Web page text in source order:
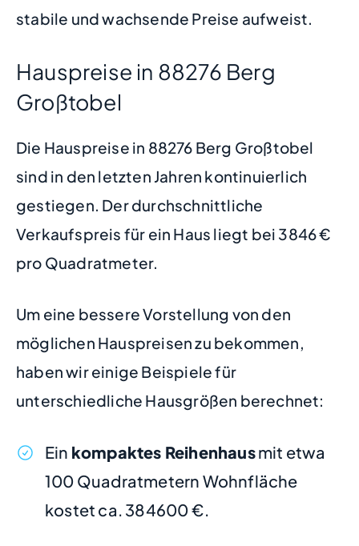
stabile und wachsende Preise aufweist.
Hauspreise in 88276 Berg
Großtobel
Die Hauspreise in 88276 Berg Großtobel
sind in den letzten Jahren kontinuierlich
gestiegen. Der durchschnittliche
Verkaufspreis für ein Haus liegt bei 3846 €
pro Quadratmeter.
Um eine bessere Vorstellung von den
möglichen Hauspreisen zu bekommen,
haben wir einige Beispiele für
unterschiedliche Hausgrößen berechnet:
Ein kompaktes Reihenhausmit etwa
100 Quadratmetern Wohnfläche
kostet ca. 384600 €.